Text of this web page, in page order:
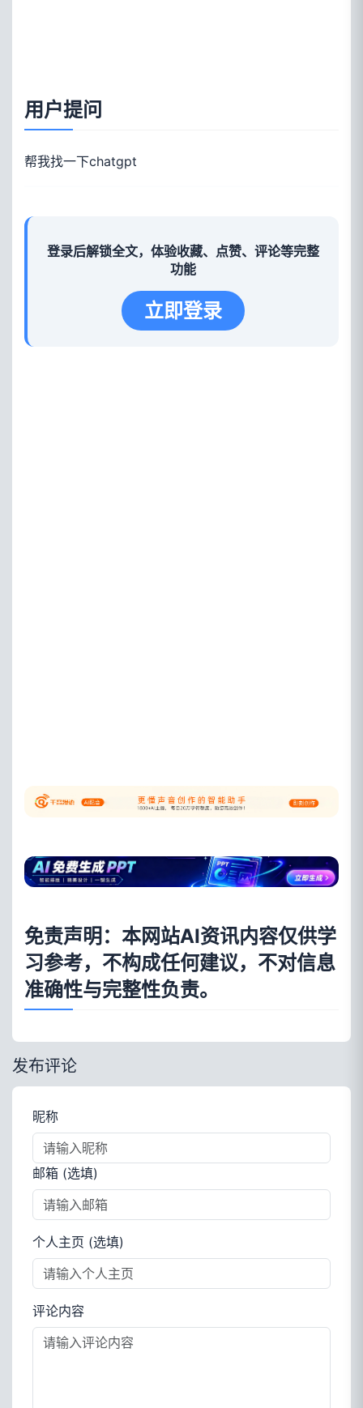
用户提问
帮我找一下chatgpt
登录后解锁全文，体验收藏、点赞、评论等完整
功能
立即登录
免责声明：本网站AI资讯内容仅供学
习参考，不构成任何建议，不对信息
准确性与完整性负责。
发布评论
昵称
邮箱 (选填)
个人主页 (选填)
评论内容